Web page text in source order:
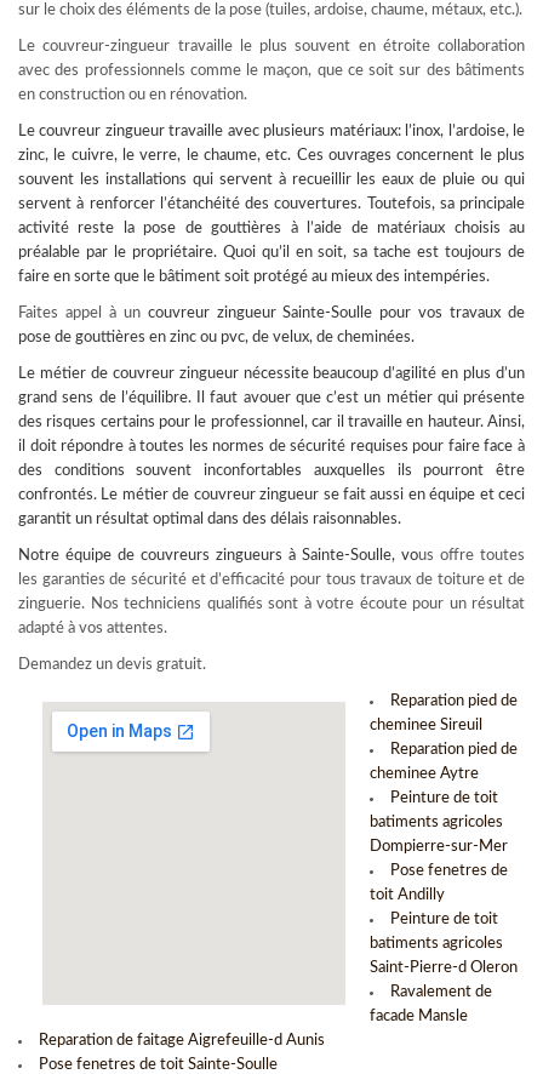
sur le choix des éléments de la pose (tuiles, ardoise, chaume, métaux, etc.).
Le couvreur-zingueur travaille le plus souvent en étroite collaboration
avec des professionnels comme le maçon, que ce soit sur des bâtiments
en construction ou en rénovation.
Le couvreur zingueur travaille avec plusieurs matériaux: l’inox, l’ardoise, le
zinc, le cuivre, le verre, le chaume, etc. Ces ouvrages concernent le plus
souvent les installations qui servent à recueillir les eaux de pluie ou qui
servent à renforcer l’étanchéité des couvertures. Toutefois, sa principale
activité reste la pose de gouttières à l’aide de matériaux choisis au
préalable par le propriétaire. Quoi qu’il en soit, sa tache est toujours de
faire en sorte que le bâtiment soit protégé au mieux des intempéries.
Faites appel à un couvreurzingueur Sainte-Soulle pour vos travaux de
pose de gouttières en zinc ou pvc, de velux, de cheminées.
Le métier de couvreur zingueur nécessite beaucoup d’agilité en plus d’un
grand sens de l’équilibre. Il faut avouer que c’est un métier qui présente
des risques certains pour le professionnel, car il travaille en hauteur. Ainsi,
il doit répondre à toutes les normes de sécurité requises pour faire face à
des conditions souvent inconfortables auxquelles ils pourront être
confrontés. Le métier de couvreur zingueur se fait aussi en équipe et ceci
garantit un résultat optimal dans des délais raisonnables.
Notre équipe de couvreurs zingueurs à Sainte-Soulle, vous offre toutes
les garanties de sécurité et d’efficacité pour tous travaux de toiture et de
zinguerie. Nos techniciens qualifiés sont à votre écoute pour un résultat
adapté à vos attentes.
Demandez un devis gratuit.
Reparation pied de
cheminee Sireuil
Reparation pied de
cheminee Aytre
Peinture de toit
batiments agricoles
Dompierre-sur-Mer
Pose fenetres de
toit Andilly
Peinture de toit
batiments agricoles
Saint-Pierre-d Oleron
Ravalement de
facade Mansle
Reparation de faitage Aigrefeuille-d Aunis
Pose fenetres de toit Sainte-Soulle